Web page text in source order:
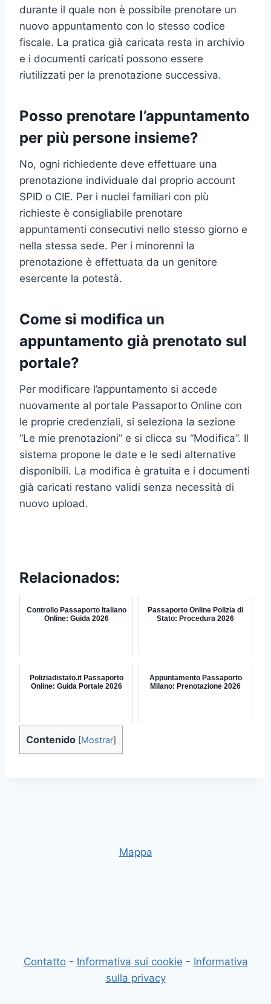
durante il quale non è possibile prenotare un
nuovo appuntamento con lo stesso codice
fiscale. La pratica già caricata resta in archivio
e i documenti caricati possono essere
riutilizzati per la prenotazione successiva.
Posso prenotare l’appuntamento
per più persone insieme?
No, ogni richiedente deve effettuare una
prenotazione individuale dal proprio account
SPID o CIE. Per i nuclei familiari con più
richieste è consigliabile prenotare
appuntamenti consecutivi nello stesso giorno e
nella stessa sede. Per i minorenni la
prenotazione è effettuata da un genitore
esercente la potestà.
Come si modifica un
appuntamento già prenotato sul
portale?
Per modificare l’appuntamento si accede
nuovamente al portale Passaporto Online con
le proprie credenziali, si seleziona la sezione
“Le mie prenotazioni” e si clicca su “Modifica”. Il
sistema propone le date e le sedi alternative
disponibili. La modifica è gratuita e i documenti
già caricati restano validi senza necessità di
nuovo upload.
Relacionados:
Controllo Passaporto Italiano
Online: Guida 2026
Passaporto Online Polizia di
Stato: Procedura 2026
Poliziadistato.it Passaporto
Online: Guida Portale 2026
Appuntamento Passaporto
Milano: Prenotazione 2026
Contenido [Mostrar]
Mappa
Contatto- Informativa sui cookie - Informativa
sulla privacy